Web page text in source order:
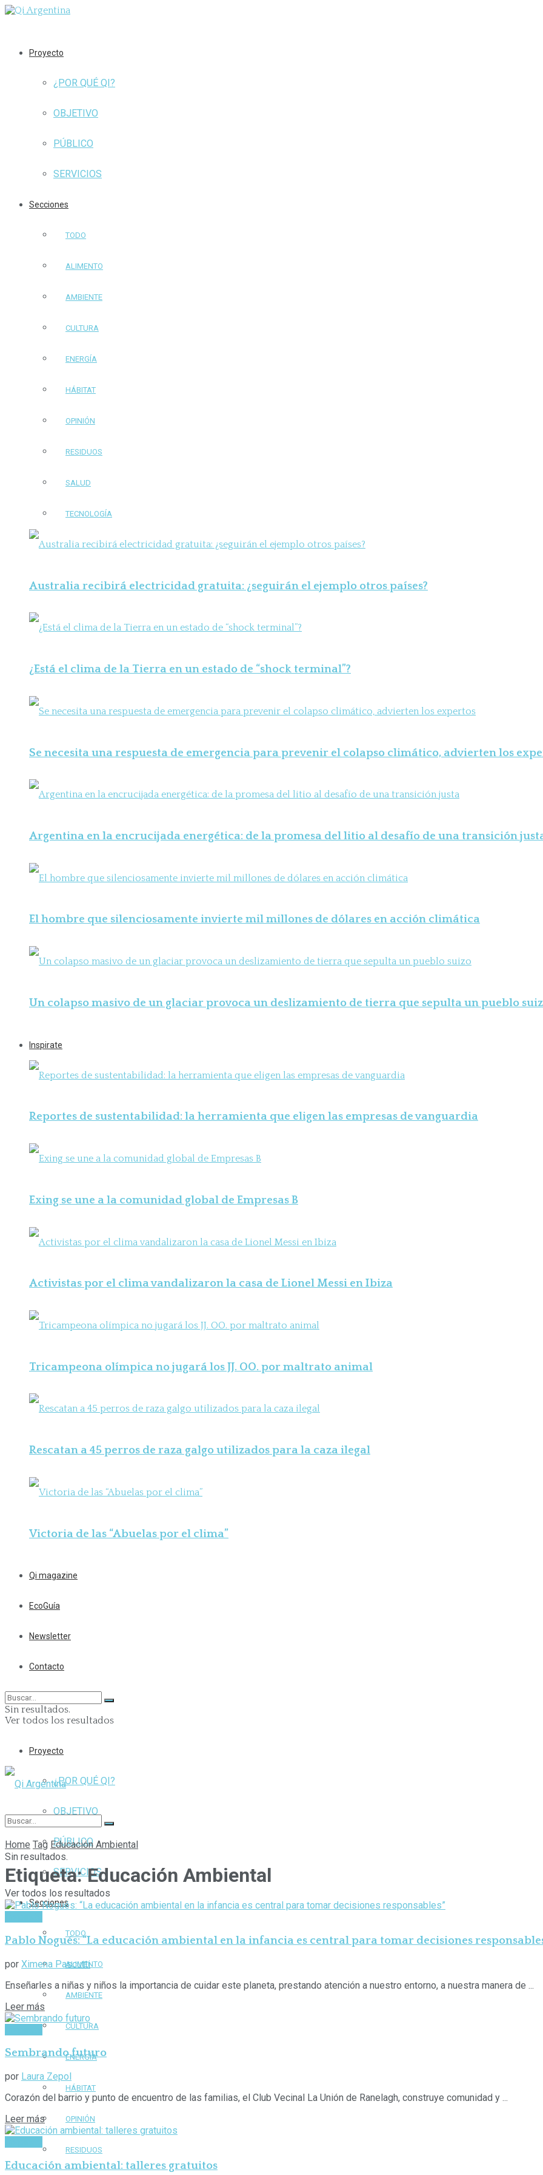
Proyecto
¿POR QUÉ QI?
OBJETIVO
PÚBLICO
SERVICIOS
Secciones
TODO
ALIMENTO
AMBIENTE
CULTURA
ENERGÍA
HÁBITAT
OPINIÓN
RESIDUOS
SALUD
TECNOLOGÍA
Australia recibirá electricidad gratuita: ¿seguirán el ejemplo otros países?
¿Está el clima de la Tierra en un estado de “shock terminal”?
Se necesita una respuesta de emergencia para prevenir el colapso climático, advierten los
Argentina en la encrucijada energética: de la promesa del litio al desafío de una transición
El hombre que silenciosamente invierte mil millones de dólares en acción climática
Un colapso masivo de un glaciar provoca un deslizamiento de tierra que sepulta un pueblo
Inspirate
Reportes de sustentabilidad: la herramienta que eligen las empresas de vanguardia
Exing se une a la comunidad global de Empresas B
Activistas por el clima vandalizaron la casa de Lionel Messi en Ibiza
Tricampeona olímpica no jugará los JJ. OO. por maltrato animal
Rescatan a 45 perros de raza galgo utilizados para la caza ilegal
Victoria de las “Abuelas por el clima”
Qi magazine
EcoGuía
Newsletter
Contacto
Sin resultados.
Ver todos los resultados
Proyecto
¿POR QUÉ QI?
OBJETIVO
PÚBLICO
SERVICIOS
Secciones
TODO
ALIMENTO
AMBIENTE
CULTURA
ENERGÍA
HÁBITAT
OPINIÓN
RESIDUOS
Sin resultados.
Ver todos los resultados
Home Tag Educación Ambiental
Etiqueta:Educación Ambiental
Pablo Nogués: “La educación ambiental en la infancia es central para tomar decisiones
por Ximena Pascutti
Enseñarles a niñas y niños la importancia de cuidar este planeta, prestando atención a nuestro entorno, a nuestra manera de ...
Leer más
Sembrando futuro
por Laura Zepol
Corazón del barrio y punto de encuentro de las familias, el Club Vecinal La Unión de Ranelagh, construye comunidad y ...
Leer más
Educación ambiental: talleres gratuitos